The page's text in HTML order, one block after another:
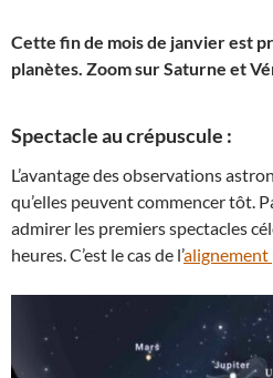
Cette fin de mois de janvier est
planètes. Zoom sur Saturne et
Spectacle au crépuscule :
L’avantage des observations
qu’elles peuvent commencer tôt.
admirer les premiers spectacles
heures. C’est le cas de l’